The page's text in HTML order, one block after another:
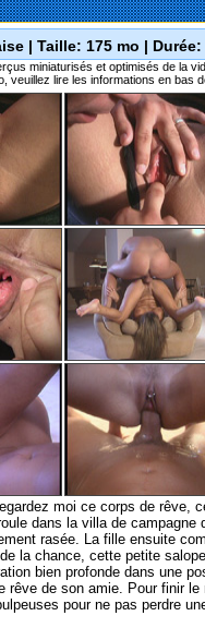
| Taille: 175 mo |
miniaturisés et optimisés de la
veuillez lire les informations en bas
moi ce corps de rêve,
dans la villa de campagne
rasée. La fille ensuite
la chance, cette petite
bien profonde dans une
rêve de son amie. Pour finir
pour ne pas perdre